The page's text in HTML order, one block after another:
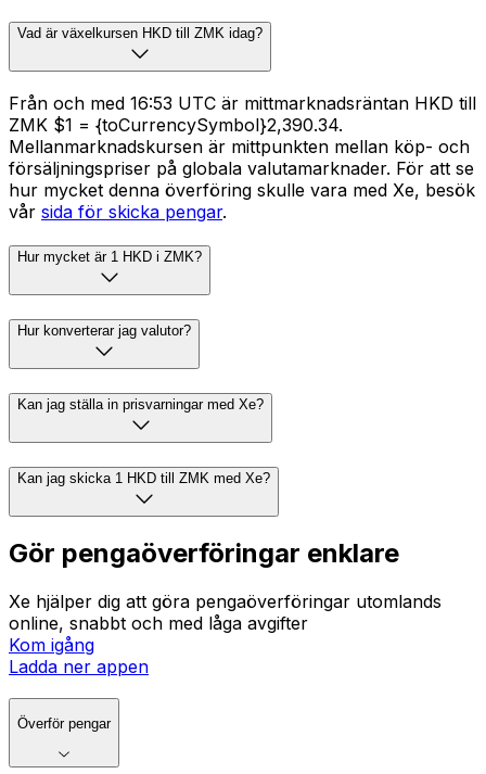
Vad är växelkursen HKD till ZMK idag?
Från och med 16:53 UTC är mittmarknadsräntan HKD till
ZMK $1 = {toCurrencySymbol}2,390.34.
Mellanmarknadskursen är mittpunkten mellan köp- och
försäljningspriser på globala valutamarknader. För att se
hur mycket denna överföring skulle vara med Xe, besök
vår sida för skicka pengar.
Hur mycket är 1 HKD i ZMK?
Hur konverterar jag valutor?
Kan jag ställa in prisvarningar med Xe?
Kan jag skicka 1 HKD till ZMK med Xe?
Gör pengaöverföringar enklare
Xe hjälper dig att göra pengaöverföringar utomlands
online, snabbt och med låga avgifter
Kom igång
Ladda ner appen
Överför pengar